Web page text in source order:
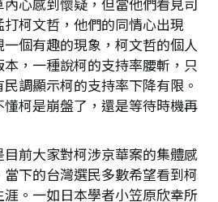
柯文哲，他們的同情心出現
個有趣的現象，柯文哲的個人
，一種說柯的支持率腰斬，只
調顯示柯的支持率下降有限。
柯是崩盤了，還是等待時機再
前大家對柯涉京華案的集體感
下的台灣選民多數希望看到柯
。一如日本學者小笠原欣幸所